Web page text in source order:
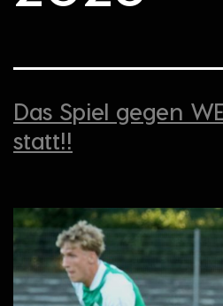
Das Spiel gegen
statt!!